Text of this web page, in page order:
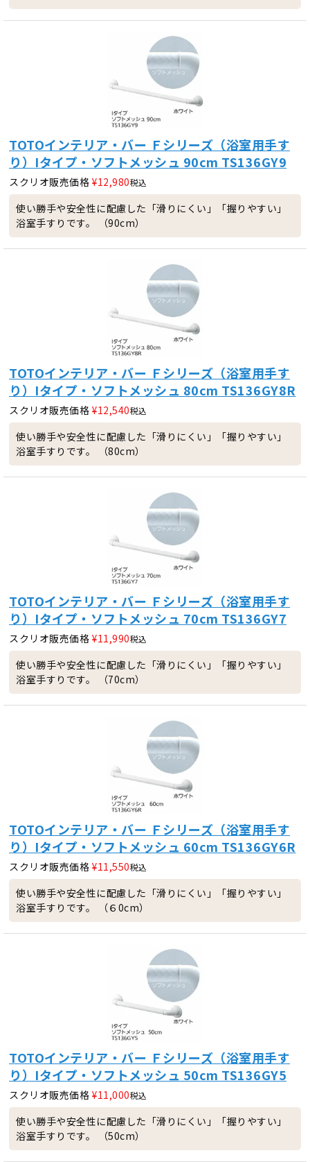
TOTOインテリア・バー Ｆシリーズ（浴室用手す
り）Iタイプ・ソフトメッシュ 90cm TS136GY9
スクリオ販売価格 ¥12,980税込
使い勝手や安全性に配慮した「滑りにくい」「握りやすい」
浴室手すりです。 （90cm）
TOTOインテリア・バー Ｆシリーズ（浴室用手す
り）Iタイプ・ソフトメッシュ 80cm TS136GY8R
スクリオ販売価格 ¥12,540税込
使い勝手や安全性に配慮した「滑りにくい」「握りやすい」
浴室手すりです。 （80cm）
TOTOインテリア・バー Ｆシリーズ（浴室用手す
り）Iタイプ・ソフトメッシュ 70cm TS136GY7
スクリオ販売価格 ¥11,990税込
使い勝手や安全性に配慮した「滑りにくい」「握りやすい」
浴室手すりです。 （70cm）
TOTOインテリア・バー Ｆシリーズ（浴室用手す
り）Iタイプ・ソフトメッシュ 60cm TS136GY6R
スクリオ販売価格 ¥11,550税込
使い勝手や安全性に配慮した「滑りにくい」「握りやすい」
浴室手すりです。 （６0cm）
TOTOインテリア・バー Ｆシリーズ（浴室用手す
り）Iタイプ・ソフトメッシュ 50cm TS136GY5
スクリオ販売価格 ¥11,000税込
使い勝手や安全性に配慮した「滑りにくい」「握りやすい」
浴室手すりです。 （50cm）